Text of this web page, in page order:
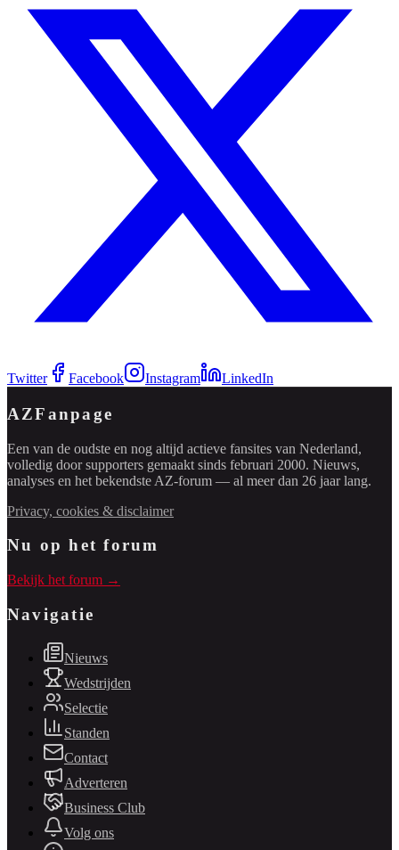
Twitter Facebook Instagram LinkedIn
AZFanpage
Een van de oudste en nog altijd actieve fansites van Nederland,
volledig door supporters gemaakt sinds februari 2000. Nieuws,
analyses en het bekendste AZ-forum — al meer dan 26 jaar lang.
Privacy, cookies & disclaimer
Nu op het forum
Bekijk het forum →
Navigatie
Nieuws
Wedstrijden
Selectie
Standen
Contact
Adverteren
Business Club
Volg ons